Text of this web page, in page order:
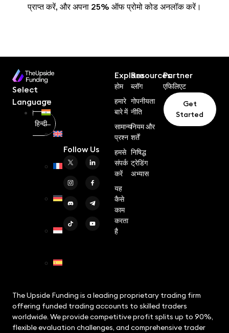
प्राप्त करें, और अपना 25% ऑफ प्रोमो कोड अनलॉक करें।
Select
Language
हिन्दी
French
German
Follow Us
Explore
होम
हमारे
बारे में
सामान्य
प्रश्न
हमसे
संपर्क
करें
यह
कैसे
काम
करता
है
Resources
ब्लॉग
गोपनीयता
नीति
नियम और
शर्तें
निषिद्ध
ट्रेडिंग
अभ्यास
Partner
एफिलिएट
Get
Started
The Upside Funding is a leading proprietary trading firm
offering funded trading accounts to skilled traders
worldwide. We provide competitive profit splits up to 90%,
flexible evaluation challenges, and comprehensive trader